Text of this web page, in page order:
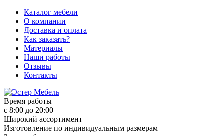
Каталог мебели
О компании
Доставка и оплата
Как заказать?
Материалы
Наши работы
Отзывы
Контакты
Время работы
с 8:00 до 20:00
Широкий ассортимент
Изготовление по индивидуальным размерам